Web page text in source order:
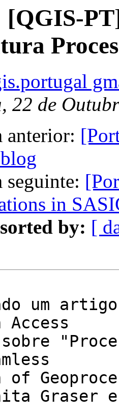
22 de
anterior:
seguinte:
in
by: [
um artigo
Access
Graser